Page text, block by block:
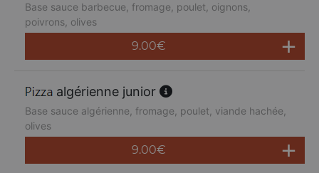
Base sauce barbecue, fromage, poulet, oignons,
poivrons, olives
9.00€
algérienne junior
Base sauce algérienne, fromage, poulet, viande hachée,
olives
9.00€